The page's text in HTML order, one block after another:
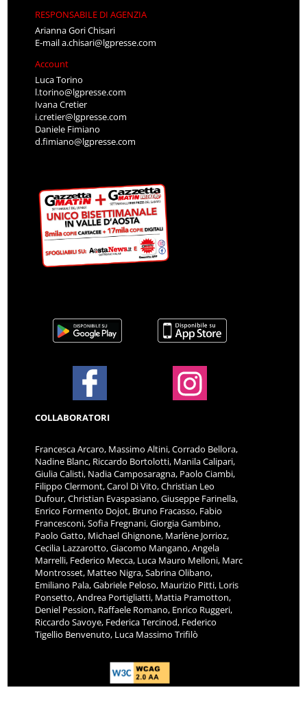
RESPONSABILE DI AGENZIA
Arianna Gori Chisari
E-maila.chisari@lgpresse.com
Account
Luca Torino
l.torino@lgpresse.com
Ivana Cretier
i.cretier@lgpresse.com
Daniele Fimiano
d.fimiano@lgpresse.com
COLLABORATORI
Francesca Arcaro, Massimo Altini, Corrado Bellora,
Nadine Blanc, Riccardo Bortolotti, Manila Calipari,
Giulia Calisti, Nadia Camposaragna, Paolo Ciambi,
Filippo Clermont, Carol Di Vito, Christian Leo
Dufour, Christian Evaspasiano, Giuseppe Farinella,
Enrico Formento Dojot, Bruno Fracasso, Fabio
Francesconi, Sofia Fregnani, Giorgia Gambino,
Paolo Gatto, Michael Ghignone, Marlène Jorrioz,
Cecilia Lazzarotto, Giacomo Mangano, Angela
Marrelli, Federico Mecca, Luca Mauro Melloni, Marc
Montrosset, Matteo Nigra, Sabrina Olibano,
Emiliano Pala, Gabriele Peloso, Maurizio Pitti, Loris
Ponsetto, Andrea Portigliatti, Mattia Pramotton,
Deniel Pession, Raffaele Romano, Enrico Ruggeri,
Riccardo Savoye, Federica Tercinod, Federico
Tigellio Benvenuto, Luca Massimo Trifilò